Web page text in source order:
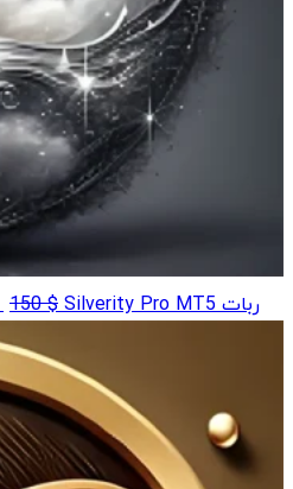
ربات Silverity Pro MT5 $
150